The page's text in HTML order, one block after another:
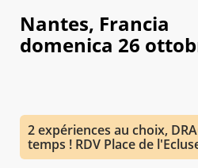
Nantes, Francia
domenica 26
2 expériences au choix,
temps ! RDV Place de